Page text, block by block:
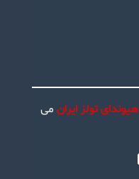
هیوندای تولز ایران می